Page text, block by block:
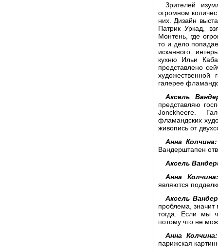
Зрителей
огромном
них. Дизайн
Патрик Уркад,
Монтень, где
то и дело
исканного
кухню Ильи
представлено
галерее
Аксель
представляю
Jonckheere.
фламандских
живопись от
Анна Колчина:
Вандерштапен
Аксель
Анна Колчина:
являются
Аксель
проблема,
тогда. Если мы
потому что не
Анна Колчина:
парижская